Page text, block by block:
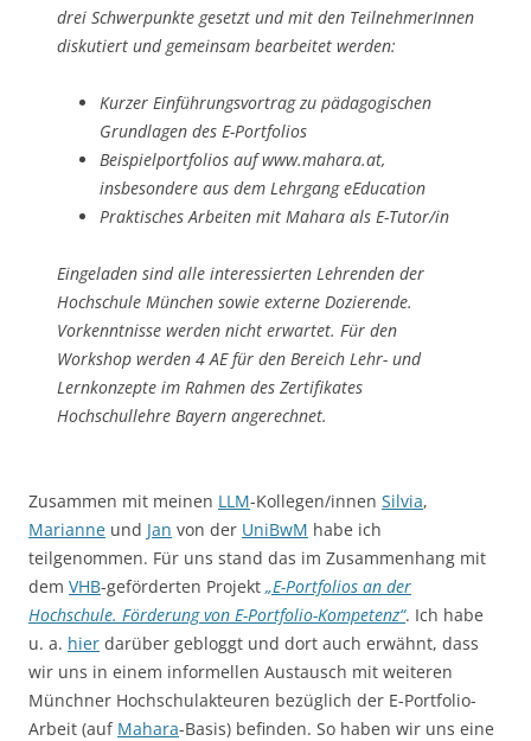
drei Schwerpunkte gesetzt und mit den TeilnehmerInnen
diskutiert und gemeinsam bearbeitet werden:
Kurzer Einführungsvortrag zu pädagogischen
Grundlagen des E-Portfolios
Beispielportfolios auf www.mahara.at,
insbesondere aus dem Lehrgang eEducation
Praktisches Arbeiten mit Mahara als E-Tutor/in
Eingeladen sind alle interessierten Lehrenden der
Hochschule München sowie externe Dozierende.
Vorkenntnisse werden nicht erwartet. Für den
Workshop werden 4 AE für den Bereich Lehr- und
Lernkonzepte im Rahmen des Zertifikates
Hochschullehre Bayern angerechnet.
Zusammen mit meinen LLM-Kollegen/innen Silvia,
Marianne und Jan von der UniBwM habe ich
teilgenommen. Für uns stand das im Zusammenhang mit
dem VHB-geförderten Projekt „E-Portfolios an der
Hochschule. Förderung von E-Portfolio-Kompetenz“. Ich habe
u. a. hier darüber gebloggt und dort auch erwähnt, dass
wir uns in einem informellen Austausch mit weiteren
Münchner Hochschulakteuren bezüglich der E-Portfolio-
Arbeit (auf Mahara-Basis) befinden. So haben wir uns eine